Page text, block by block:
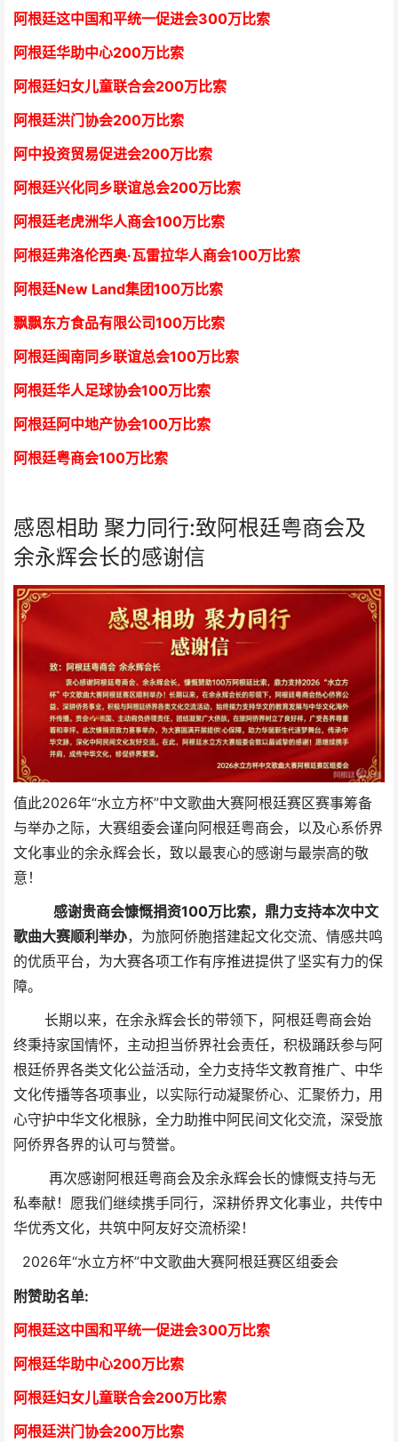
阿根廷这中国和平统一促进会300万比索
阿根廷华助中心200万比索
阿根廷妇女儿童联合会200万比索
阿根廷洪门协会200万比索
阿中投资贸易促进会200万比索
阿根廷兴化同乡联谊总会200万比索
阿根廷老虎洲华人商会100万比索
阿根廷弗洛伦西奥·瓦雷拉华人商会100万比索
阿根廷New Land集团100万比索
飘飘东方食品有限公司100万比索
阿根廷闽南同乡联谊总会100万比索
阿根廷华人足球协会100万比索
阿根廷阿中地产协会100万比索
阿根廷粤商会100万比索
感恩相助 聚力同行:致阿根廷粤商会及
余永辉会长的感谢信
值此2026年“水立方杯”中文歌曲大赛阿根廷赛区赛事筹备
与举办之际，大赛组委会谨向阿根廷粤商会，以及心系侨界
文化事业的余永辉会长，致以最衷心的感谢与最崇高的敬
意！
感谢贵商会慷慨捐资100万比索，鼎力支持本次中文
歌曲大赛顺利举办，为旅阿侨胞搭建起文化交流、情感共鸣
的优质平台，为大赛各项工作有序推进提供了坚实有力的保
障。
长期以来，在余永辉会长的带领下，阿根廷粤商会始
终秉持家国情怀，主动担当侨界社会责任，积极踊跃参与阿
根廷侨界各类文化公益活动，全力支持华文教育推广、中华
文化传播等各项事业，以实际行动凝聚侨心、汇聚侨力，用
心守护中华文化根脉，全力助推中阿民间文化交流，深受旅
阿侨界各界的认可与赞誉。
再次感谢阿根廷粤商会及余永辉会长的慷慨支持与无
私奉献！愿我们继续携手同行，深耕侨界文化事业，共传中
华优秀文化，共筑中阿友好交流桥梁！
2026年“水立方杯”中文歌曲大赛阿根廷赛区组委会
附赞助名单:
阿根廷这中国和平统一促进会300万比索
阿根廷华助中心200万比索
阿根廷妇女儿童联合会200万比索
阿根廷洪门协会200万比索